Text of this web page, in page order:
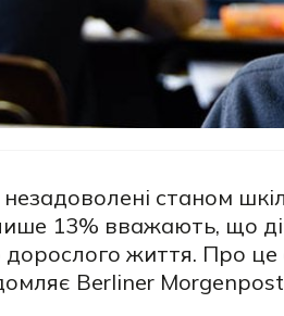
незадоволені станом
13% вважають, що
життя. Про це
Berliner